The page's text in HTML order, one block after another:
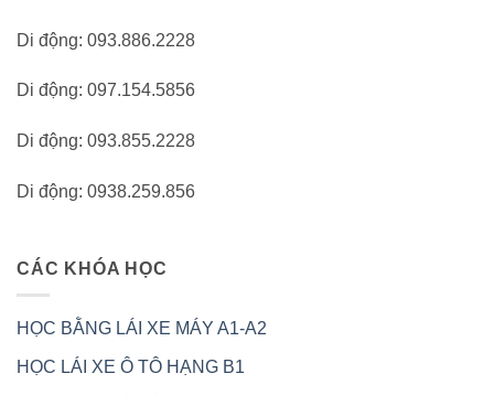
Di động: 093.886.2228
Di động: 097.154.5856
Di động: 093.855.2228
Di động: 0938.259.856
CÁC KHÓA HỌC
HỌC BẰNG LÁI XE MÁY A1-A2
HỌC LÁI XE Ô TÔ HẠNG B1